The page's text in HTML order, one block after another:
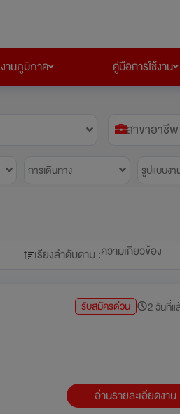
งานภูมิภาค คู่มือการใช้งาน
สาขาอาชีพ
การเดินทาง รูปแบบงา
เรียงลำดับตาม :ความเกี่ยวข้อง
รับสมัครด่วน 2 วันที่แ
อ่านรายละเอียดงาน